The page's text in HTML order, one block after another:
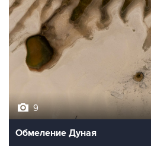
9
Обмеление Дуная